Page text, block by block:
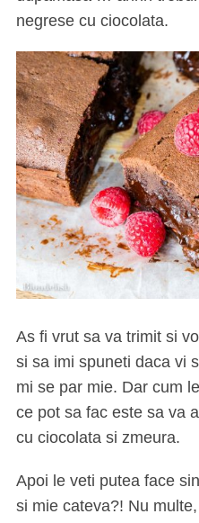
negrese cu ciocolata.
As fi vrut sa va trimit si
si sa imi spuneti daca vi
mi se par mie. Dar cum
ce pot sa fac este sa va
cu ciocolata si zmeura.
Apoi le veti putea face
si mie cateva?! Nu